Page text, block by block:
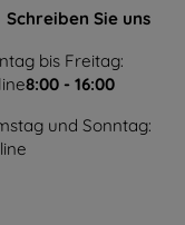
Schreiben Sie uns
bis Freitag:
8:00 - 16:00
und Sonntag: